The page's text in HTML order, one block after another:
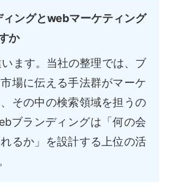
ィングとwebマーケティング
か
ます。当社の整理では、ブ
場に伝える手法群がマーケ
その中の検索領域を担うの
ブランディングは「何の会
るか」を設計する上位の活